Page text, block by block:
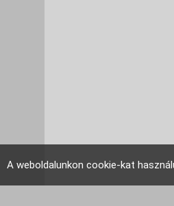
A weboldalunkon cookie-kat